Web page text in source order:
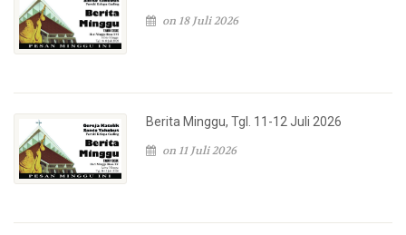
on 18 Juli 2026
Berita Minggu, Tgl. 11-12 Juli 2026
on 11 Juli 2026